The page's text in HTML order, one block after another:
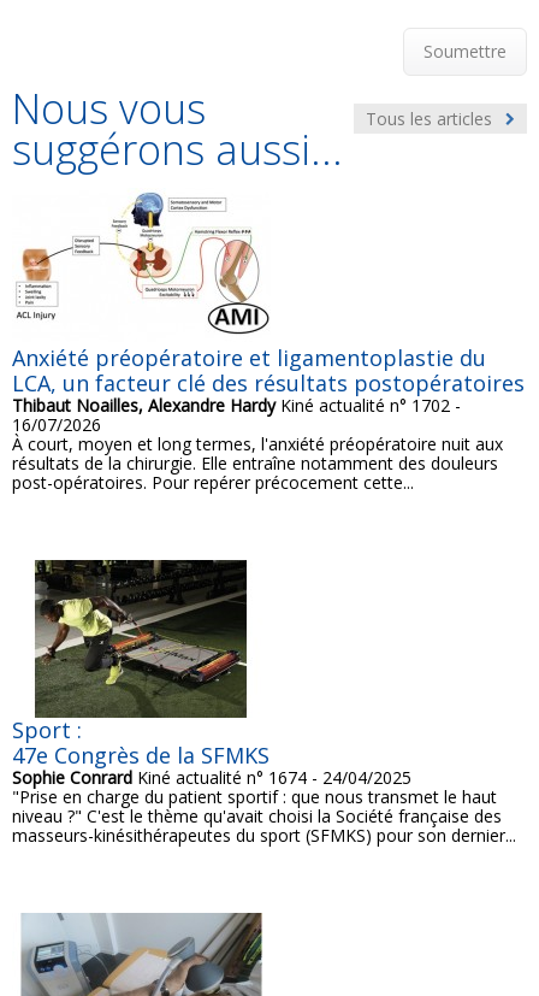
Soumettre
Tous les articles
Nous vous
suggérons aussi...
Anxiété préopératoire et ligamentoplastie du
LCA, un facteur clé des résultats postopératoires
Thibaut Noailles, Alexandre HardyKiné actualité n° 1702 -
16/07/2026
À court, moyen et long termes, l'anxiété préopératoire nuit aux
résultats de la chirurgie. Elle entraîne notamment des douleurs
post-opératoires. Pour repérer précocement cette...
Sport :
47e Congrès de la SFMKS
Sophie Conrard Kiné actualité n° 1674 - 24/04/2025
"Prise en charge du patient sportif : que nous transmet le haut
niveau ?" C'est le thème qu'avait choisi la Société française des
masseurs-kinésithérapeutes du sport (SFMKS) pour son dernier...